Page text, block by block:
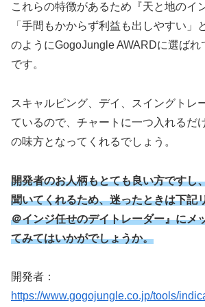
これらの特徴があるため『天と地のイ
「手間もかからず利益も出しやすい」
のようにGogoJungle AWARDに選ばれ
です。
スキャルピング、デイ、スイングトレ
ているので、チャートに一つ入れるだ
の味方となってくれるでしょう。
開発者のお人柄もとても良い方ですし
聞いてくれるため、迷ったときは下記
＠インジ任せのデイトレーダー』にメ
てみてはいかがでしょうか。
開発者：
https://www.gogojungle.co.jp/tools/